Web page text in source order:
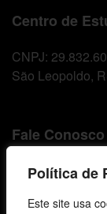
Política de
Este site usa
Centro de
CNPJ:
São Leopoldo,
Fale Conosco
E-mails